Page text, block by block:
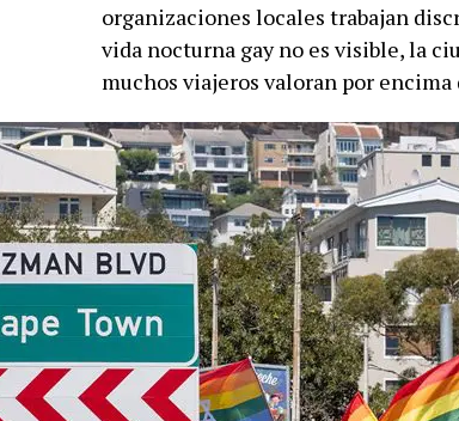
organizaciones locales trabajan
vida nocturna gay no es visible, la
muchos viajeros valoran por